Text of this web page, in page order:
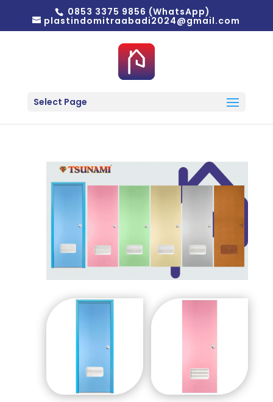
0853 3375 9856 (WhatsApp)
plastindomitraabadi2024@gmail.com
Select Page